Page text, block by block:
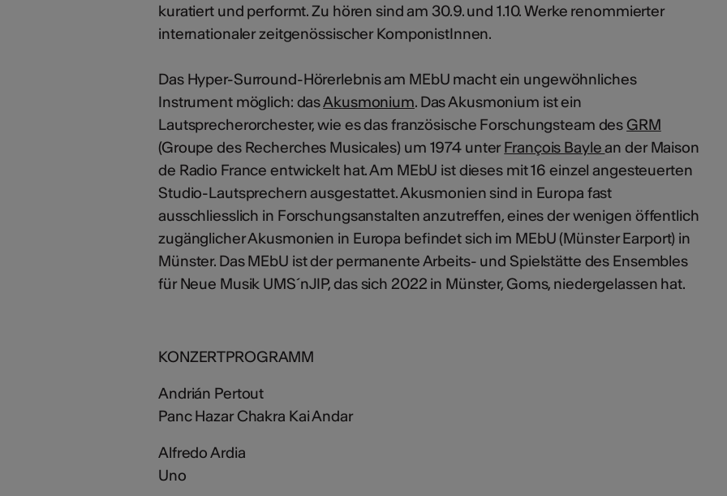
kuratiert und performt. Zu hören sind am 30.9. und 1.10. Werke renommierter
internationaler zeitgenössischer KomponistInnen.
Das Hyper-Surround-Hörerlebnis am MEbU macht ein ungewöhnliches
Instrument möglich: dasAkusmonium. Das Akusmonium ist ein
Lautsprecherorchester, wie es das französische Forschungsteam des GRM
(Groupe des Recherches Musicales) um 1974 unterFrançois Baylean der Maison
de Radio France entwickelt hat. Am MEbU ist dieses mit 16 einzel angesteuerten
Studio-Lautsprechern ausgestattet. Akusmonien sind in Europa fast
ausschliesslich in Forschungsanstalten anzutreffen, eines der wenigen öffentlich
zugänglicher Akusmonien in Europa befindet sich im MEbU (Münster Earport) in
Münster. Das MEbU ist der permanente Arbeits- und Spielstätte des Ensembles
für Neue Musik UMS´nJIP, das sich 2022 in Münster, Goms, niedergelassen hat.
KONZERTPROGRAMM
Andrián Pertout
Panc Hazar Chakra Kai Andar
Alfredo Ardia
Uno